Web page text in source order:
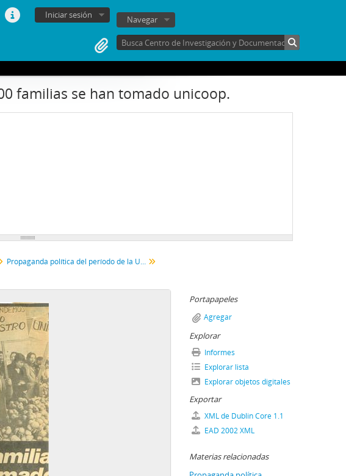
Iniciar sesión Navegar
familias se han tomado unicoop.
Propaganda política del período de la Unidad Popular (1970-1973)
Portapapeles
Agregar
Explorar
Informes
Explorar lista
Explorar objetos digitales
Exportar
XML de Dublin Core 1.1
EAD 2002 XML
Materias relacionadas